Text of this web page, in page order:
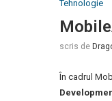
Tehnologie
scris de
În cadrul